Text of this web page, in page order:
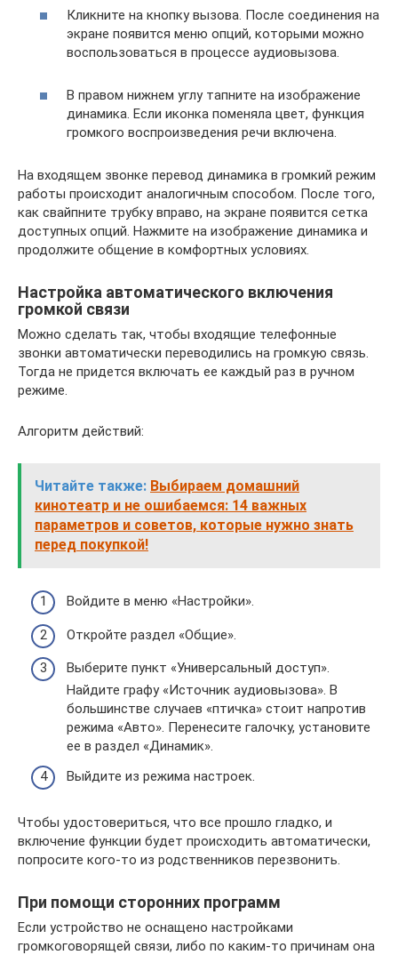
Кликните на кнопку вызова. После соединения на
экране появится меню опций, которыми можно
воспользоваться в процессе аудиовызова.
В правом нижнем углу тапните на изображение
динамика. Если иконка поменяла цвет, функция
громкого воспроизведения речи включена.
На входящем звонке перевод динамика в громкий режим
работы происходит аналогичным способом. После того,
как свайпните трубку вправо, на экране появится сетка
доступных опций. Нажмите на изображение динамика и
продолжите общение в комфортных условиях.
Настройка автоматического включения
громкой связи
Можно сделать так, чтобы входящие телефонные
звонки автоматически переводились на громкую связь.
Тогда не придется включать ее каждый раз в ручном
режиме.
Алгоритм действий:
Читайте также: Выбираем домашний
кинотеатр и не ошибаемся: 14 важных
параметров и советов, которые нужно знать
перед покупкой!
Войдите в меню «Настройки».
Откройте раздел «Общие».
Выберите пункт «Универсальный доступ».
Найдите графу «Источник аудиовызова». В
большинстве случаев «птичка» стоит напротив
режима «Авто». Перенесите галочку, установите
ее в раздел «Динамик».
Выйдите из режима настроек.
Чтобы удостовериться, что все прошло гладко, и
включение функции будет происходить автоматически,
попросите кого-то из родственников перезвонить.
При помощи сторонних программ
Если устройство не оснащено настройками
громкоговорящей связи, либо по каким-то причинам она